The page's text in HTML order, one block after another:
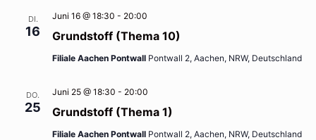
DI.
16 Grundstoff (Thema 10)
Juni 16 @ 18:30 - 20:00
Filiale Aachen Pontwall Pontwall 2, Aachen, NRW, Deutschland
DO.
25 Grundstoff (Thema 1)
Juni 25 @ 18:30 - 20:00
Filiale Aachen Pontwall Pontwall 2, Aachen, NRW, Deutschland